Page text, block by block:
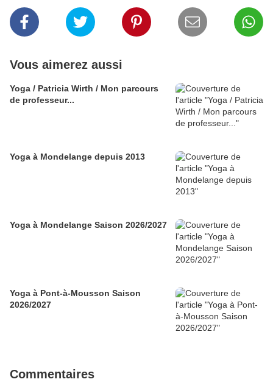
Vous aimerez aussi
Yoga / Patricia Wirth / Mon parcours
de professeur...
Yoga à Mondelange depuis 2013
Yoga à Mondelange Saison 2026/2027
Yoga à Pont-à-Mousson Saison
2026/2027
Commentaires